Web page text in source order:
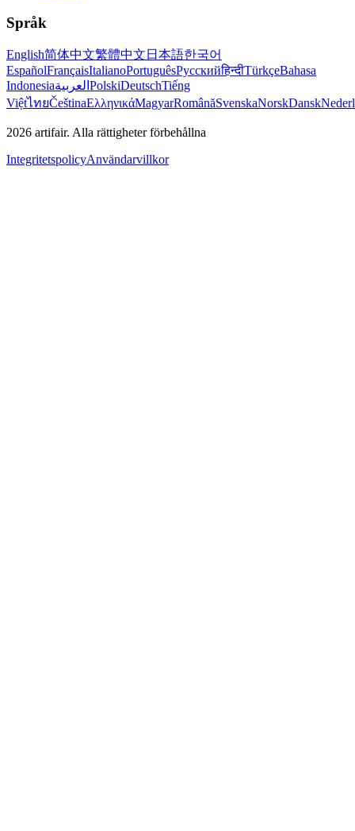
Språk
English简体中文繁體中文 日本語한국어
EspañolFrançaisItalianoPortuguêsРусскийहिन्दीTürkçeBahasa
Indonesiaالعربية PolskiDeutschTiếng
ViệtไทยČeštinaΕλληνικάMagyarRomânăSvenskaNorskDansk
2026 artifair. Alla rättigheter förbehållna
IntegritetspolicyAnvändarvillkor